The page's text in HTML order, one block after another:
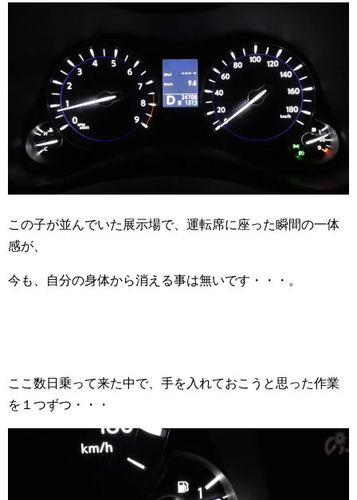
この子が並んでいた展示場で、運転席に座った瞬間の一体
感が、
今も、自分の身体から消える事は無いです・・・。
ここ数日乗って来た中で、手を入れておこうと思った作業
を１つずつ・・・